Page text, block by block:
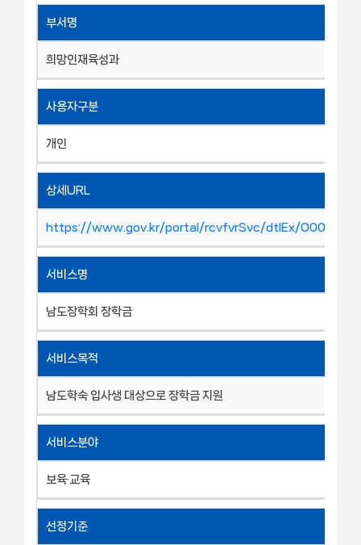
부서명
희망인재육성과
사용자구분
개인
상세URL
https://www.gov.kr/portal/rcvfvrSvc/dtlEx/
서비스명
남도장학회 장학금
서비스목적
남도학숙 입사생 대상으로 장학금 지원
서비스분야
보육·교육
선정기준